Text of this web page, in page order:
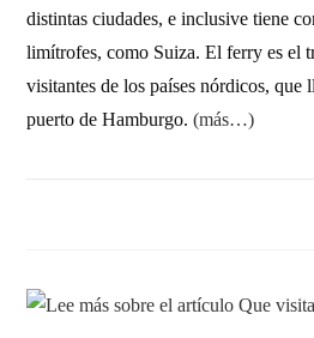
distintas ciudades, e inclusive tiene
limítrofes, como Suiza. El ferry es el
visitantes de los países nórdicos, que
puerto de Hamburgo.(más…)